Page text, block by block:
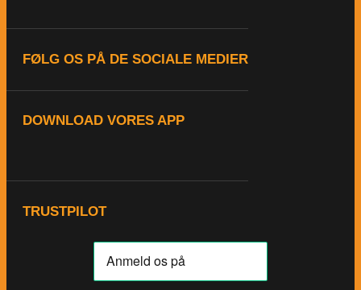
FØLG OS PÅ DE SOCIALE MEDIER
DOWNLOAD VORES APP
TRUSTPILOT